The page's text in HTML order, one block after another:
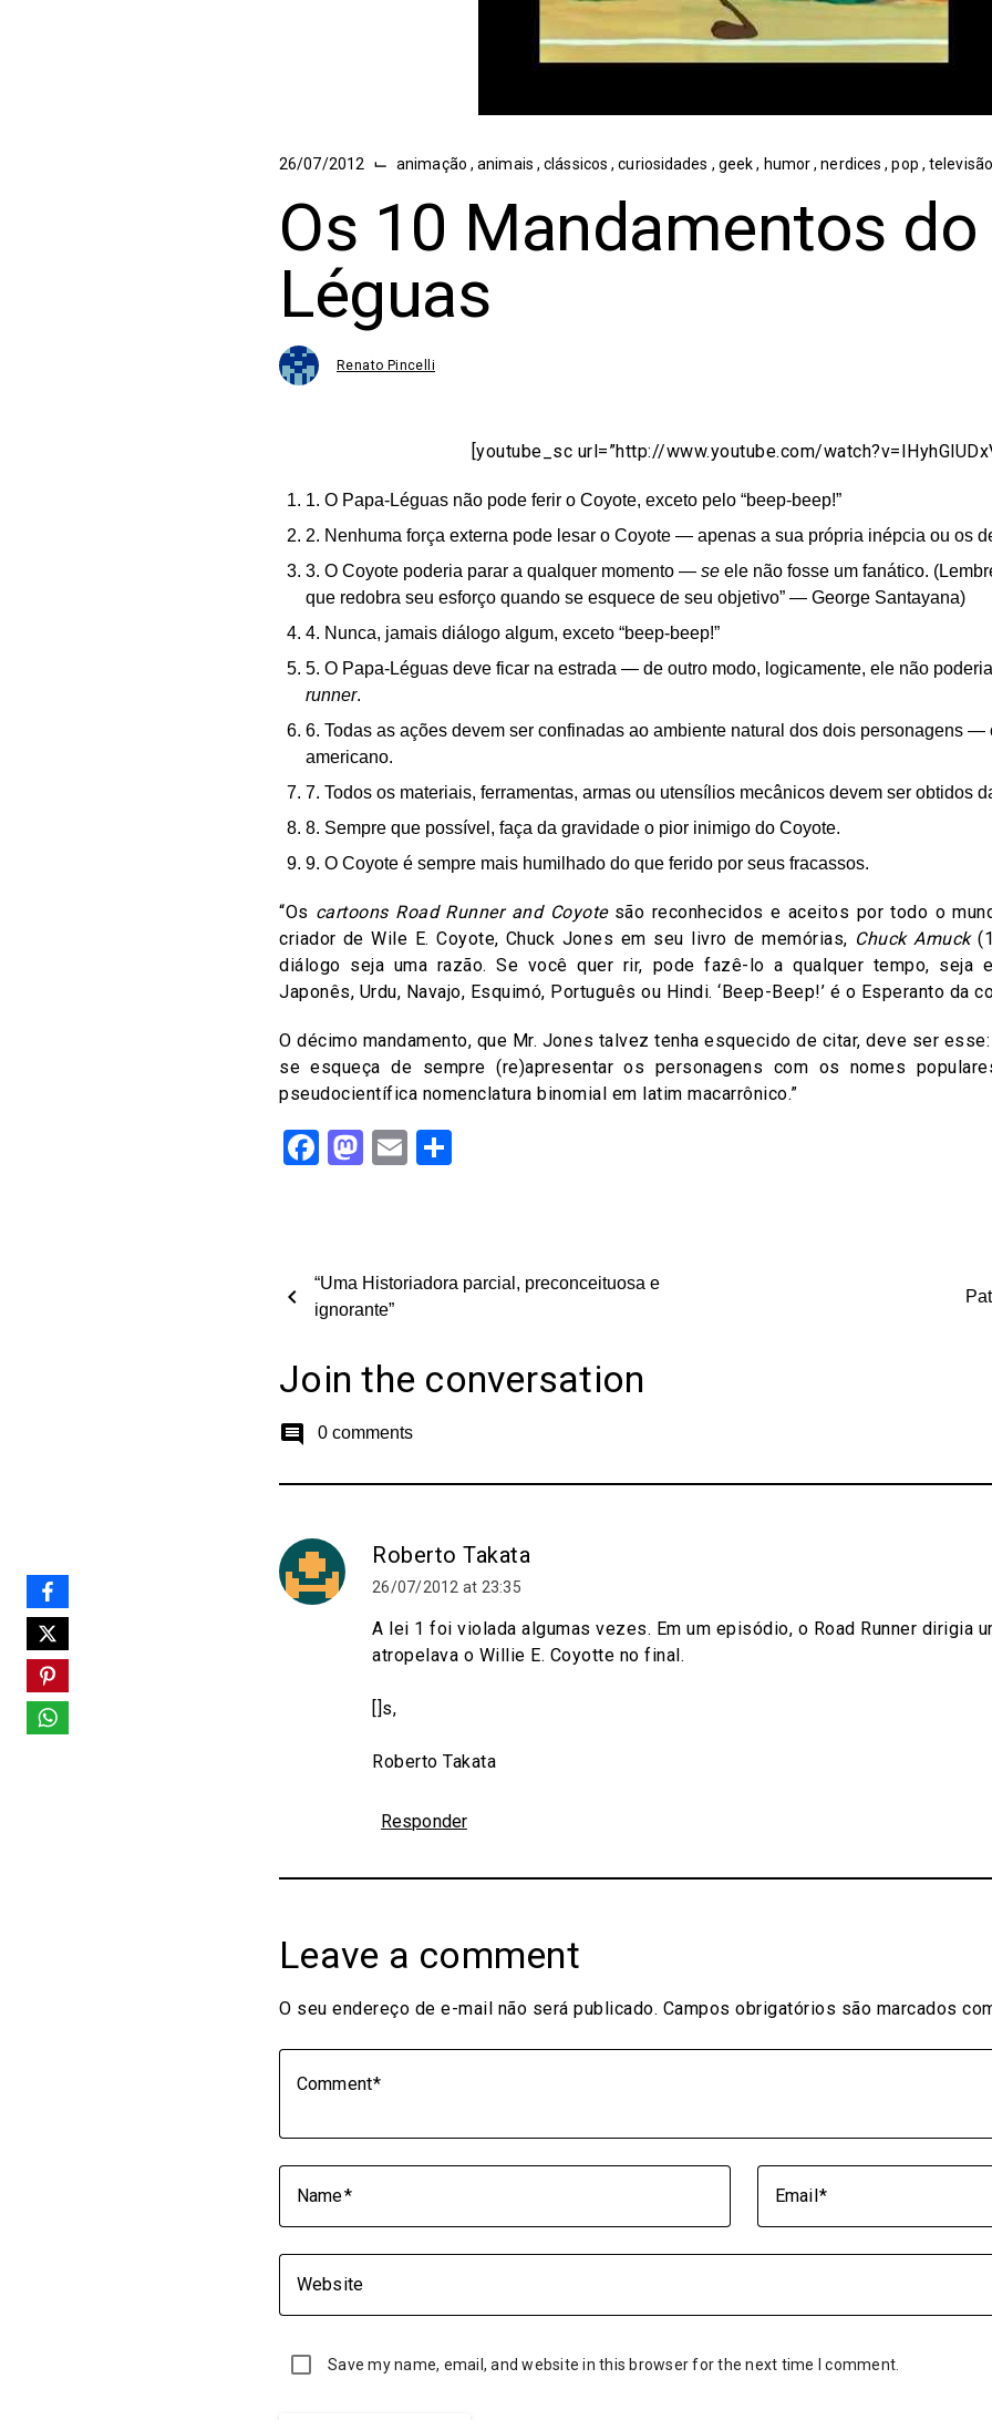
26/07/2012 ⌙ animação ,animais ,clássicos,curiosidades , geek, humor,nerdices,pop ,
Os 10 Mandamentos do
Léguas
Renato Pincelli
[youtube_sc url=”http://www.youtube.com/
1. O Papa-Léguas não pode ferir o Coyote, exceto pelo “beep-beep!”
2. Nenhuma força externa pode lesar o Coyote — apenas a sua própria inépcia ou os
3. O Coyote poderia parar a qualquer momento — se ele não fosse um fanático.
que redobra seu esforço quando se esquece de seu objetivo” — George Santayana)
4. Nunca, jamais diálogo algum, exceto “beep-beep!”
5. O Papa-Léguas deve ficar na estrada — de outro modo, logicamente, ele não
runner.
6. Todas as ações devem ser confinadas ao ambiente natural dos dois personagens —
americano.
7. Todos os materiais, ferramentas, armas ou utensílios mecânicos devem ser obtidos
8. Sempre que possível, faça da gravidade o pior inimigo do Coyote.
9. O Coyote é sempre mais humilhado do que ferido por seus fracassos.
“Os cartoons Road Runner and Coyotesão reconhecidos e aceitos por todo o
criador de Wile E. Coyote, Chuck Jones em seu livro de memórias, Chuck Amuck
diálogo seja uma razão. Se você quer rir, pode fazê-lo a qualquer tempo, seja
Japonês, Urdu, Navajo, Esquimó, Português ou Hindi. ‘Beep-Beep!’ é o Esperanto da
O décimo mandamento, que Mr. Jones talvez tenha esquecido de citar, deve ser esse:
se esqueça de sempre (re)apresentar os personagens com os nomes
pseudocientífica nomenclatura binomial em latim macarrônico.”
Facebook
Mastodon
Email
chevron_left
“Uma Historiadora parcial, preconceituosa e
ignorante”
Join the conversation
comment 0 comments
Roberto Takata
26/07/2012 at 23:35
A lei 1 foi violada algumas vezes. Em um episódio, o Road Runner dirigia
atropelava o Willie E. Coyotte no final.
[]s,
Roberto Takata
Responder
Leave a comment
O seu endereço de e-mail não será publicado. Campos obrigatórios são marcados
Comment
Name Email
Website
Save my name, email, and website in this browser for the next time I comment.